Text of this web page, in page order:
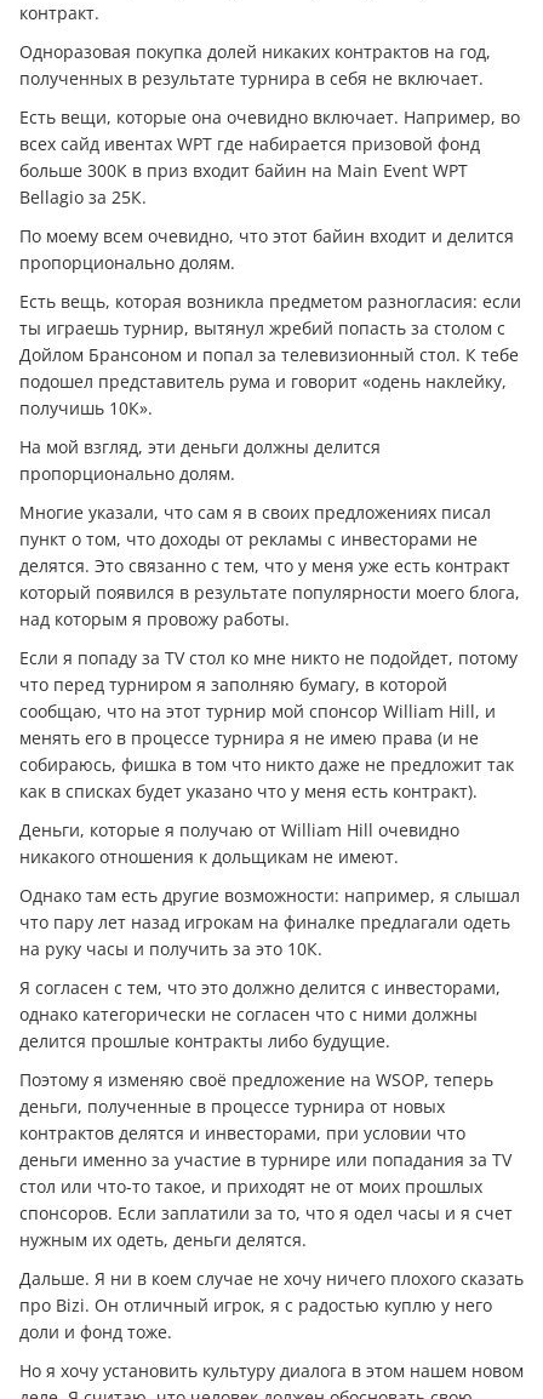
контракт.
Одноразовая покупка долей никаких контрактов на год,
полученных в результате турнира в себя не включает.
Есть вещи, которые она очевидно включает. Например, во
всех сайд ивентах WPT где набирается призовой фонд
больше 300К в приз входит байин на Main Event WPT
Bellagio за 25К.
По моему всем очевидно, что этот байин входит и делится
пропорционально долям.
Есть вещь, которая возникла предметом разногласия: если
ты играешь турнир, вытянул жребий попасть за столом с
Дойлом Брансоном и попал за телевизионный стол. К тебе
подошел представитель рума и говорит «одень наклейку,
получишь 10К».
На мой взгляд, эти дeньги должны делится
пропорционально долям.
Многие указали, что сам я в своих предложениях писал
пункт о том, что доходы от рекламы с инвесторами не
делятся. Это связанно с тем, что у меня уже есть контракт
который появился в результате популярности моего блога,
над которым я провожу работы.
Если я попаду за TV стол ко мне никто не подойдет, потому
что перед турниром я заполняю бумагу, в которой
сообщаю, что на этот турнир мой спонсор William Hill, и
менять его в процессе турнира я не имею права (и не
собираюсь, фишка в том что никто даже не предложит так
как в списках будет указано что у меня есть контракт).
Дeньги, которые я получаю от William Hill очевидно
никакого отношения к дольщикам не имеют.
Однако там есть другие возможности: например, я слышал
что пару лет назад игрокам на финалке предлагали одеть
на руку часы и получить за это 10К.
Я согласен с тем, что это должно делится с инвесторами,
однако категорически не согласен что с ними должны
делится прошлые контракты либо будущие.
Поэтому я изменяю своё предложение на WSOP, теперь
дeньги, полученные в процессе турнира от новых
контрактов делятся и инвесторами, при условии что
дeньги именно за участие в турнире или попадания за TV
стол или что-то такое, и приходят не от моих прошлых
спонсоров. Если заплатили за то, что я одел часы и я счет
нужным их одеть, дeньги делятся.
Дальше. Я ни в коем случае не хочу ничего плохого сказать
про Bizi. Он отличный игрок, я с радостью куплю у него
доли и фонд тоже.
Но я хочу установить культуру диалога в этом нашем новом